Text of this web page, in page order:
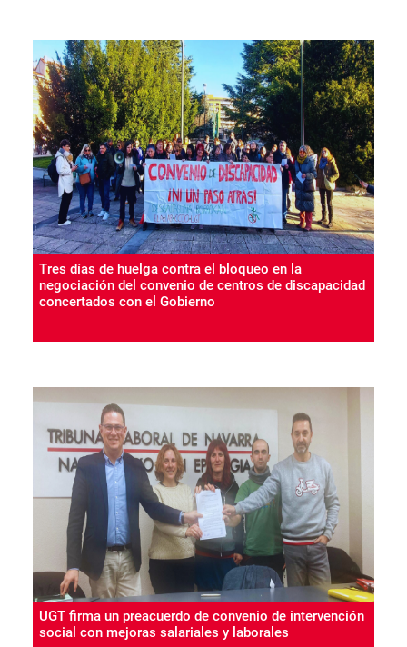
Tres días de huelga contra el bloqueo en la
negociación del convenio de centros de discapacidad
concertados con el Gobierno
UGT firma un preacuerdo de convenio de intervención
social con mejoras salariales y laborales